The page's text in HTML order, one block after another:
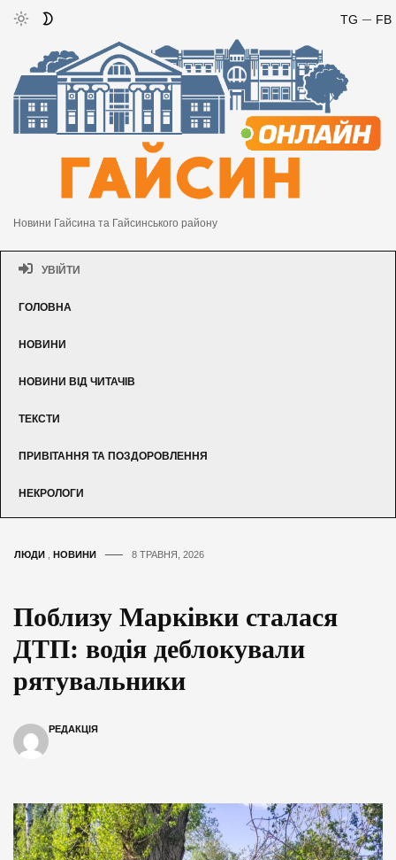
FB
TG
Новини Гайсина та Гайсинського району
УВІЙТИ
ГОЛОВНА
НОВИНИ
НОВИНИ ВІД ЧИТАЧІВ
ТЕКСТИ
ПРИВІТАННЯ ТА ПОЗДОРОВЛЕННЯ
НЕКРОЛОГИ
ЛЮДИ НОВИНИ 8 ТРАВНЯ, 2026
Поблизу Марківки сталася
ДТП: водія деблокували
рятувальники
РЕДАКЦІЯ